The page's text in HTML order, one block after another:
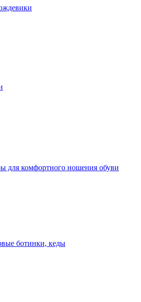
для комфортного ношения обуви
ботинки, кеды